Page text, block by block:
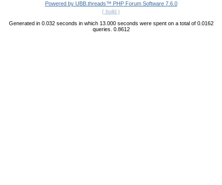
Powered by UBB.threads™ PHP Forum Software 7.6.0
( build )
Generated in 0.032 seconds in which 13.000 seconds were spent on a total of 0.0162
queries. 0.8612